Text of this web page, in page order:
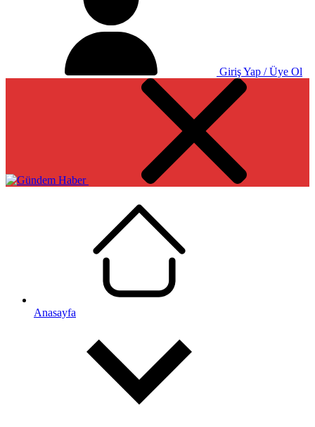
Giriş Yap / Üye Ol
Anasayfa